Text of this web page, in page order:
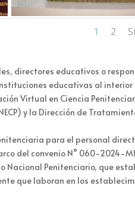
1 2
directores educativos o
educativas al interior
Virtual en Ciencia
y la Dirección de
para el personal
del convenio N° 060-2024-
Nacional Penitenciario, que
que laboran en los